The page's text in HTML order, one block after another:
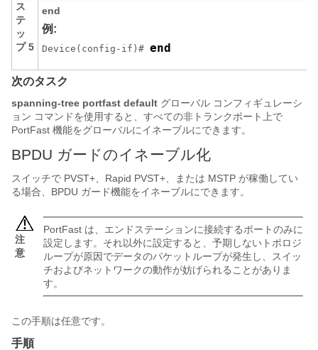
ス
テ
ッ
プ 5
end
例:
Device(config-if)# end
次のタスク
spanning-tree portfast default グローバル コンフィギュレーシ
ョン コマンドを使用すると、すべての非トランクポート上で
PortFast 機能をグローバルにイネーブルにできます。
BPDU ガードのイネーブル化
スイッチで PVST+、Rapid PVST+、または MSTP が稼働してい
る場合、BPDU ガード機能をイネーブルにできます。
注
意
PortFast は、エンドステーションに接続するポートのみに
設定します。それ以外に設定すると、予期しないトポロジ
ループが原因でデータのパケットループが発生し、スイッ
チおよびネットワークの動作が妨げられることがありま
す。
この手順は任意です。
手順